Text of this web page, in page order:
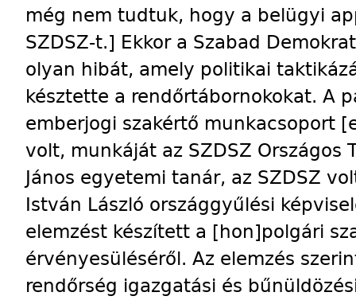
még nem tudtuk, hogy a belügyi
SZDSZ-t.] Ekkor a Szabad
olyan hibát, amely politikai
késztette a rendőrtábornokokat. A
emberjogi szakértő munkacsoport
volt, munkáját az SZDSZ Országos
János egyetemi tanár, az SZDSZ
István László országgyűlési
elemzést készített a [hon]polgári
érvényesüléséről. Az elemzés
rendőrség igazgatási és